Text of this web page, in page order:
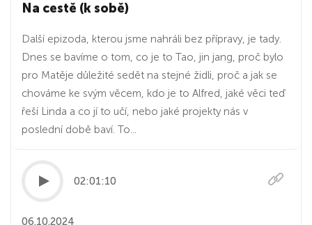
Na cestě (k sobě)
Další epizoda, kterou jsme nahráli bez přípravy, je tady.
Dnes se bavíme o tom, co je to Tao, jin jang, proč bylo
pro Matěje důležité sedět na stejné židli, proč a jak se
chováme ke svým věcem, kdo je to Alfred, jaké věci teď
řeší Linda a co jí to učí, nebo jaké projekty nás v
poslední době baví. To...
02:01:10
06.10.2024